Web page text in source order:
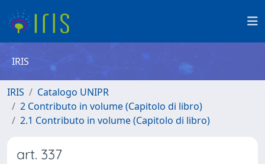
IRIS
IRIS
Catalogo UNIPR
2 Contributo in volume (Capitolo di libro)
2.1 Contributo in volume (Capitolo di libro)
art. 337